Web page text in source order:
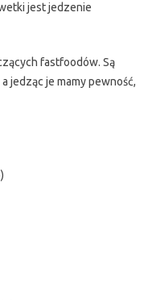
jest jedzenie
fastfoodów. Są
jedząc je mamy pewność,